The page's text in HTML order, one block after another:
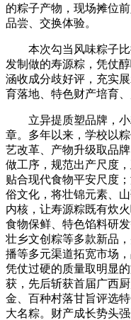
的粽子产物，现场摊位
品尝、交换体验。
本次勾当风味粽子比
发制做的寿源粽，凭仗
涵收成分歧好评，充实
育落地、特色财产培育
立异提质塑品牌，小
章。多年以来，学校以
艺改革、产物升级取品
做工序，规范出产尺度
贴合现代食物平安尺度
俗文化，将壮锦元素、
内核，让寿源粽既有炊
食物保鲜、特色馅料研
壮乡文创粽等多款新品
播等多元渠道拓宽市场
凭仗过硬的质量取明显
获，先后斩获首届广西
金、百种村落甘旨评选
大名粽。财产成长势头